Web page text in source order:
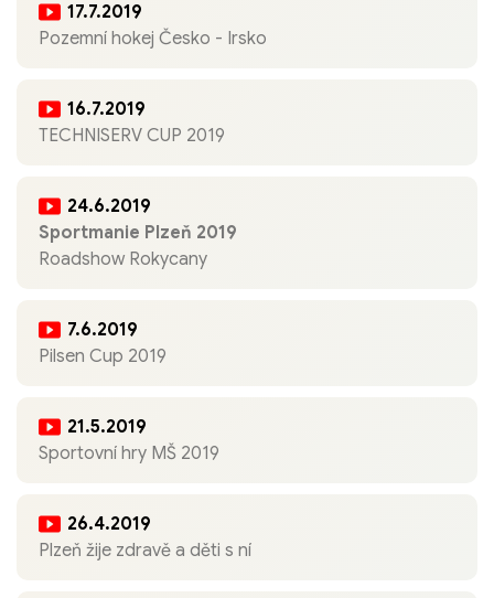
17.7.2019
Pozemní hokej Česko - Irsko
16.7.2019
TECHNISERV CUP 2019
24.6.2019
Sportmanie Plzeň 2019
Roadshow Rokycany
7.6.2019
Pilsen Cup 2019
21.5.2019
Sportovní hry MŠ 2019
26.4.2019
Plzeň žije zdravě a děti s ní